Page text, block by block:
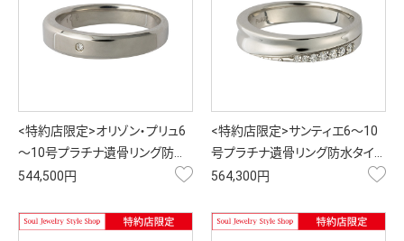
<特約店限定>オリゾン・プリュ6
～10号プラチナ遺骨リング防…
544,500円
お気に入り
<特約店限定>サンティエ6～10
号プラチナ遺骨リング防水タイ…
564,300円